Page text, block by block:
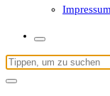
Impressum
Suchen
nach: